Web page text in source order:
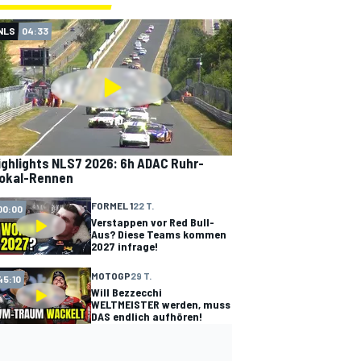
04:33
NLS7 2026: 6h ADAC Ruhr-
Rennen
FORMEL 122 T.
Verstappen vor Red Bull-
Aus? Diese Teams kommen
2027 infrage!
MOTOGP29 T.
Will Bezzecchi
WELTMEISTER werden, muss
DAS endlich aufhören!